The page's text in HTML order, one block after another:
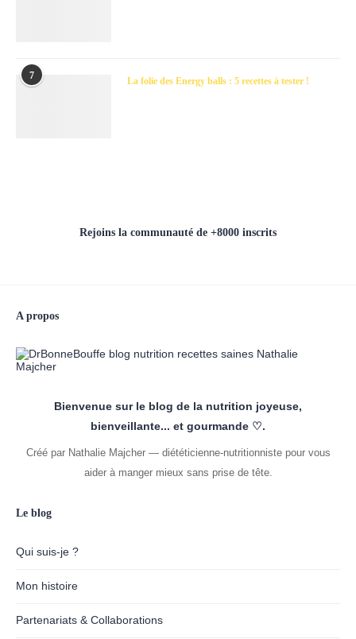
7 La folie des Energy balls : 5 recettes à tester !
Rejoins la communauté de +8000 inscrits
A propos
Bienvenue sur le blog de la nutrition joyeuse,
bienveillante... et gourmande ♡.
Créé par Nathalie Majcher — diététicienne-nutritionniste pour vous
aider à manger mieux sans prise de tête.
Le blog
Qui suis-je ?
Mon histoire
Partenariats & Collaborations